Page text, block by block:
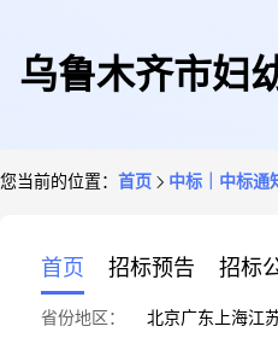
乌鲁木齐市妇
您当前的位置： 首页 中标｜中标通
首页 招标预告 招标
省份地区： 北京广东 上海江